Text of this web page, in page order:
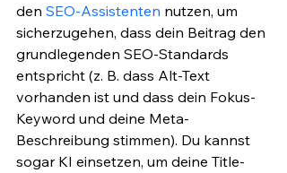
den SEO-Assistenten nutzen, um
sicherzugehen, dass dein Beitrag den
grundlegenden SEO-Standards
entspricht (z. B. dass Alt-Text
vorhanden ist und dass dein Fokus-
Keyword und deine Meta-
Beschreibung stimmen). Du kannst
sogar KI einsetzen, um deine Title-